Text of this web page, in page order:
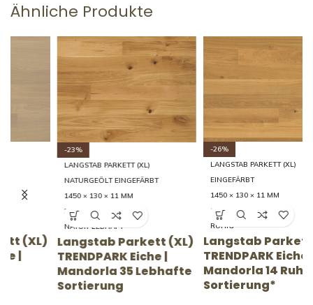
Ähnliche Produkte
LANGSTAB PARKETT (XL)
NATURGEÖLT EINGEFÄRBT
1450 × 130 × 11 MM
NATUR-LEBHAFT
Langstab Parkett (XL)
TRENDPARK Eiche |
Mandorla 35 Lebhafte
Sortierung
LANGSTAB PARKETT (XL)
1450 × 130 × 11 MM
Langstab Parkett (XL)
TRENDPARK Eiche |
Mandorla 14 Ruhige
Sortierung*